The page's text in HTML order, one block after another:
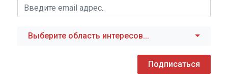
Выберите область интересов...
Подписаться